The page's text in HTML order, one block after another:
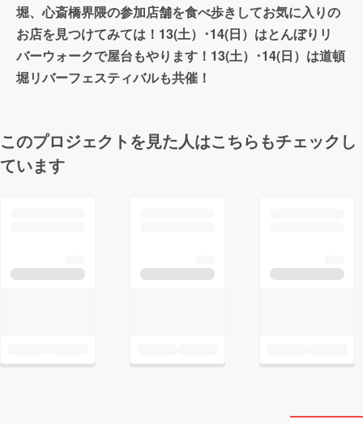
堀、心斎橋界隈の参加店舗を食べ歩きしてお気に入りの
お店を見つけてみては！13(土）･14(日）はとんぼりリ
バーウォークで屋台もやります！13(土）･14(日）は道頓
堀リバーフェスティバルも共催！
このプロジェクトを見た人はこちらもチェックし
ています